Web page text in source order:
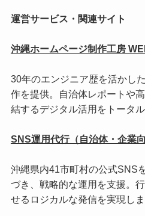
運営サービス・関連サイト
沖縄ホームページ制作工房
30年のエンジニア歴を活かし
作を提供。自治体レポートや
結するデジタル活用をトータル
SNS運用代行（自治体・企業向
沖縄県内41市町村の公式SNS
づき、戦略的な運用を支援。
せるロジカルな発信を実現しま